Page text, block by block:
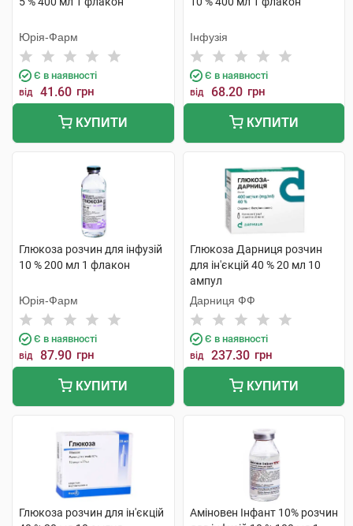
Юрія-Фарм
Є в наявності
від 41.60 грн
КУПИТИ
Інфузія
Є в наявності
від 68.20 грн
КУПИТИ
Глюкоза розчин для інфузій
10 % 200 мл 1 флакон
Юрія-Фарм
Є в наявності
від 87.90 грн
КУПИТИ
Глюкоза Дарниця розчин
для ін'єкцій 40 % 20 мл 10
ампул
Дарниця ФФ
Є в наявності
від 237.30 грн
КУПИТИ
Глюкоза розчин для ін'єкцій
Аміновен Інфант 10% розчин